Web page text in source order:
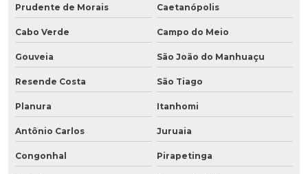
Prudente de Morais Caetanópolis
Cabo Verde Campo do Meio
Gouveia São João do Manhuaçu
Resende Costa São Tiago
Planura Itanhomi
Antônio Carlos Juruaia
Congonhal Pirapetinga